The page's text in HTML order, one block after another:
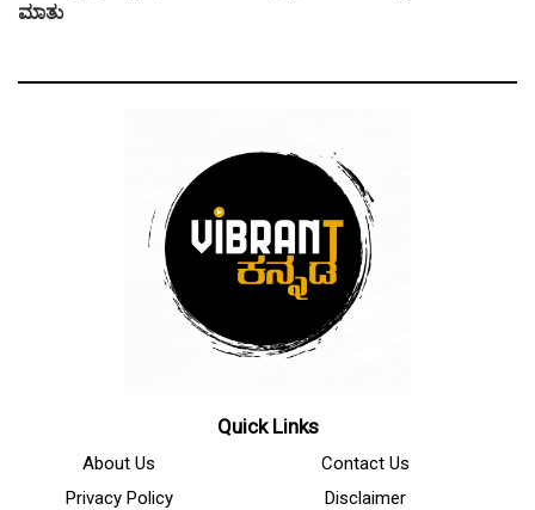
ಮಾತು
Quick Links
About Us
Contact Us
Privacy Policy
Disclaimer